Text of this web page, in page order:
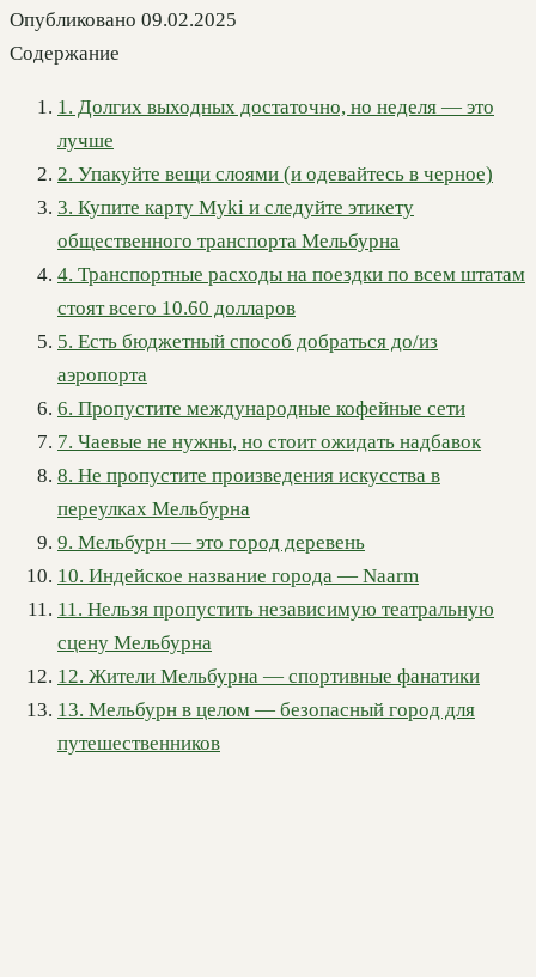
Опубликовано 09.02.2025
Содержание
1. Долгих выходных достаточно, но неделя — это
лучше
2. Упакуйте вещи слоями (и одевайтесь в черное)
3. Купите карту Myki и следуйте этикету
общественного транспорта Мельбурна
4. Транспортные расходы на поездки по всем штатам
стоят всего 10.60 долларов
5. Есть бюджетный способ добраться до/из
аэропорта
6. Пропустите международные кофейные сети
7. Чаевые не нужны, но стоит ожидать надбавок
8. Не пропустите произведения искусства в
переулках Мельбурна
9. Мельбурн — это город деревень
10. Индейское название города — Naarm
11. Нельзя пропустить независимую театральную
сцену Мельбурна
12. Жители Мельбурна — спортивные фанатики
13. Мельбурн в целом — безопасный город для
путешественников